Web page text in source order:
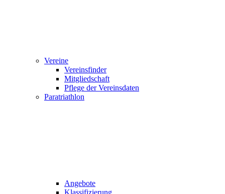
Vereine
Vereinsfinder
Mitgliedschaft
Pflege der Vereinsdaten
Paratriathlon
Angebote
Klassifizierung